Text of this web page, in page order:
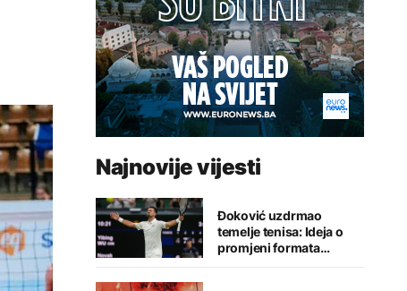
Najnovije vijesti
Đoković uzdrmao
temelje tenisa: Ideja o
promjeni formata
izazvala buru reakcija